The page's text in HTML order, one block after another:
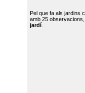
Pel que fa als jardins
amb 25
jardí